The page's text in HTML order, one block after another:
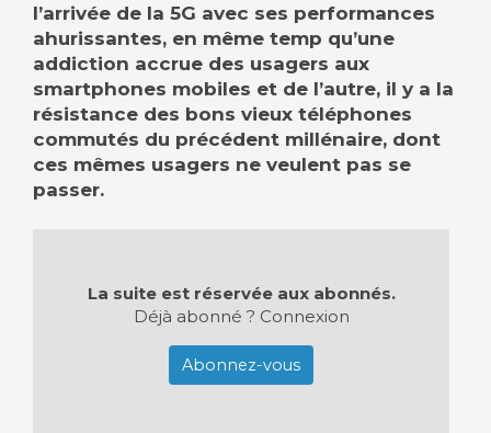
l’arrivée de la 5G avec ses performances
ahurissantes, en même temp qu’une
addiction accrue des usagers aux
smartphones mobiles et de l’autre, il y a la
résistance des bons vieux téléphones
commutés du précédent millénaire, dont
ces mêmes usagers ne veulent pas se
passer.
La suite est réservée aux abonnés.
Déjà abonné ? Connexion
Abonnez-vous